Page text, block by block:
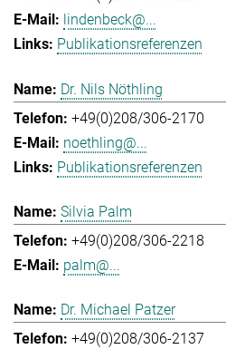
lindenbeck@...
Publikationsreferenzen
Dr. Nils Nöthling
+49(0)208/306-2170
noethling@...
Publikationsreferenzen
Silvia Palm
+49(0)208/306-2218
palm@...
Dr. Michael Patzer
+49(0)208/306-2137